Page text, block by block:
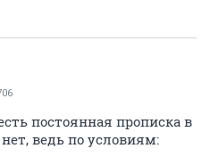
постоянная прописка в
ведь по условиям: